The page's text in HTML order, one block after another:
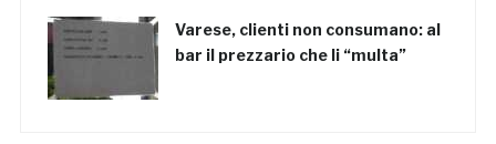
Varese, clienti non consumano: al
bar il prezzario che li “multa”